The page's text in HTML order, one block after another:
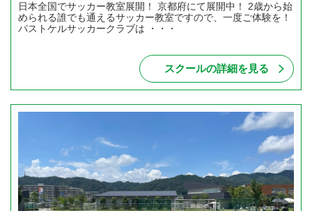
日本全国でサッカー教室展開！ 京都府にて展開中！ 2歳から始
められる誰でも通えるサッカー教室ですので、一度ご体験を！
パストケルサッカークラブは ・・・
スクールの詳細を見る